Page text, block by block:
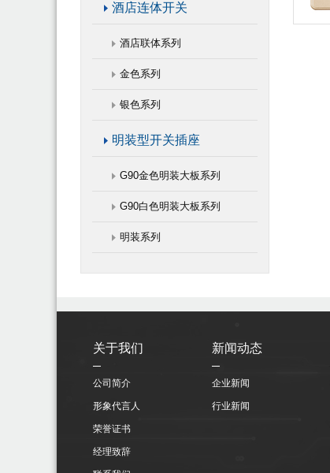
酒店连体开关
酒店联体系列
金色系列
银色系列
明装型开关插座
G90金色明装大板系列
G90白色明装大板系列
明装系列
关于我们
公司简介
形象代言人
荣誉证书
经理致辞
新闻动态
企业新闻
行业新闻